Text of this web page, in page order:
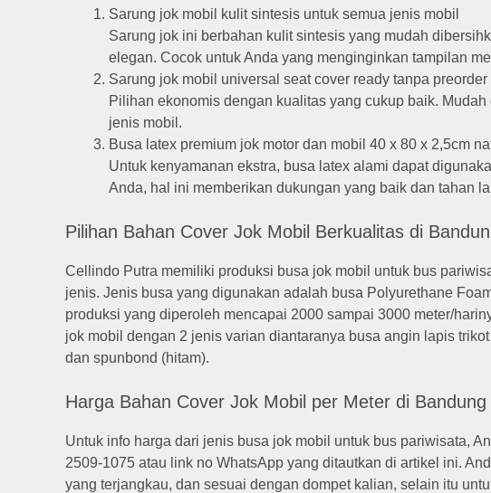
Sarung jok mobil kulit sintesis untuk semua jenis mobil
Sarung jok ini berbahan kulit sintesis yang mudah
elegan. Cocok untuk Anda yang menginginkan tampilan
Sarung jok mobil universal seat cover ready tanpa preorder
Pilihan ekonomis dengan kualitas yang cukup baik.
jenis mobil.
Busa latex premium jok motor dan mobil 40 x 80 x 2,5cm
Untuk kenyamanan ekstra, busa latex alami dapat
Anda, hal ini memberikan dukungan yang baik dan tahan
Pilihan Bahan Cover Jok Mobil Berkualitas di
Cellindo Putra memiliki produksi busa jok mobil untuk bus
jenis. Jenis busa yang digunakan adalah busa Polyurethane
produksi yang diperoleh mencapai 2000 sampai 3000 meter/
jok mobil dengan 2 jenis varian diantaranya busa angin lapis
dan spunbond (hitam).
Harga Bahan Cover Jok Mobil per Meter di Bandung
Untuk info harga dari jenis busa jok mobil untuk bus pariwisata,
2509-1075 atau link no WhatsApp yang ditautkan di artikel ini.
yang terjangkau, dan sesuai dengan dompet kalian, selain itu